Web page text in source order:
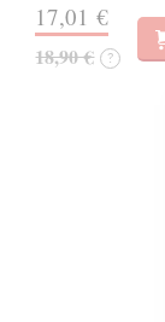
17,01 €
18,90 € ?